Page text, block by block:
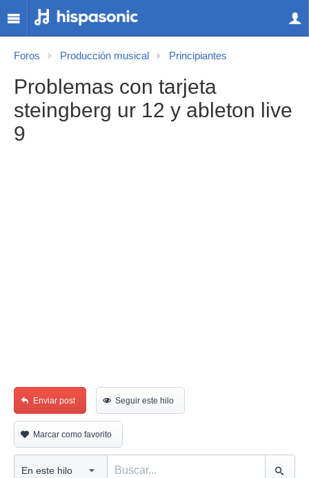
Foros Producción musical Principiantes
Problemas con tarjeta
steingberg ur 12 y ableton live
9
Enviar post Seguir este hilo
Marcar como favorito